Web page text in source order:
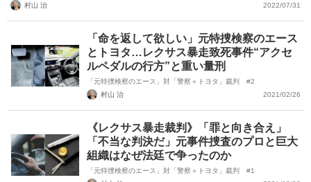
村山 治
2022/07/31
「命を返して欲しい」元特捜検察のエース
とトヨタ…レクサス暴走致死事件“アクセ
ルペダルの行方”と重い量刑
「元特捜検察のエース」対「警察＋トヨタ」裁判 #2
村山 治
2021/02/26
《レクサス暴走裁判》「罪と向き合え」
「不当な判決だ」元事件捜査のプロと巨大
組織はなぜ法廷で争ったのか
「元特捜検察のエース」対「警察＋トヨタ」裁判 #1